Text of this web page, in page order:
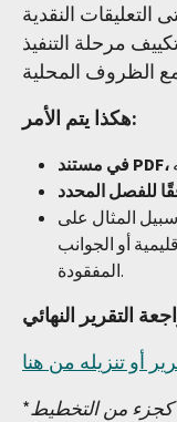
التعليقات النقدية
مرحلة التنفيذ
هكذا يتم الأمر:
المثال على
أو الجوانب
المفقودة.
*كجزء من التخطيط